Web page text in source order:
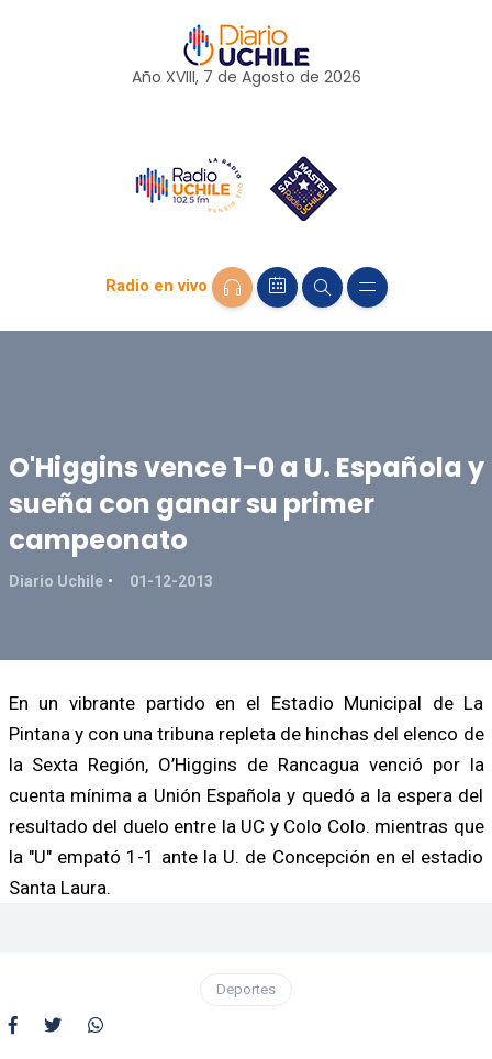
Año XVIII, 7 de Agosto de 2026
Radio en vivo
O'Higgins vence 1-0 a U. Española y
sueña con ganar su primer
campeonato
Diario Uchile 01-12-2013
En un vibrante partido en el Estadio Municipal de La
Pintana y con una tribuna repleta de hinchas del elenco de
la Sexta Región, O’Higgins de Rancagua venció por la
cuenta mínima a Unión Española y quedó a la espera del
resultado del duelo entre la UC y Colo Colo. mientras que
la "U" empató 1-1 ante la U. de Concepción en el estadio
Santa Laura.
Deportes